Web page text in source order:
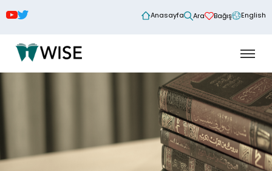
Anasayfa Ara Bağış English